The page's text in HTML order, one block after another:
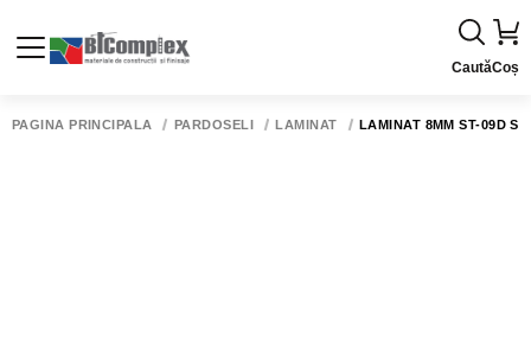
CautăCoș
PAGINA PRINCIPALĂ PARDOSELI LAMINAT LAMINAT 8MM ST-09D